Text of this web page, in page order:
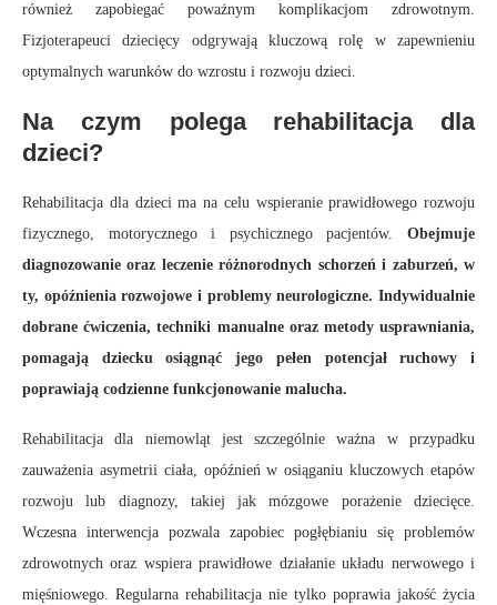
również zapobiegać poważnym komplikacjom zdrowotnym.
Fizjoterapeuci dziecięcy odgrywają kluczową rolę w zapewnieniu
optymalnych warunków do wzrostu i rozwoju dzieci.
Na czym polega rehabilitacja dla
dzieci?
Rehabilitacja dla dzieci ma na celu wspieranie prawidłowego rozwoju
fizycznego, motorycznego i psychicznego pacjentów. Obejmuje
diagnozowanie oraz leczenie różnorodnych schorzeń i zaburzeń, w
ty, opóźnienia rozwojowe i problemy neurologiczne. Indywidualnie
dobrane ćwiczenia, techniki manualne oraz metody usprawniania,
pomagają dziecku osiągnąć jego pełen potencjał ruchowy i
poprawiają codzienne funkcjonowanie malucha.
Rehabilitacja dla niemowląt jest szczególnie ważna w przypadku
zauważenia asymetrii ciała, opóźnień w osiąganiu kluczowych etapów
rozwoju lub diagnozy, takiej jak mózgowe porażenie dziecięce.
Wczesna interwencja pozwala zapobiec pogłębianiu się problemów
zdrowotnych oraz wspiera prawidłowe działanie układu nerwowego i
mięśniowego. Regularna rehabilitacja nie tylko poprawia jakość życia